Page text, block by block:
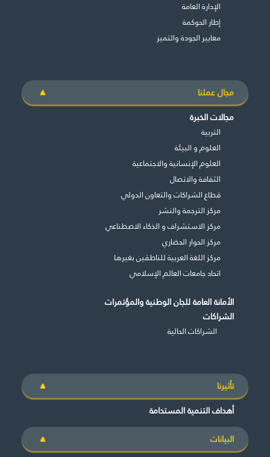
غير راض للغاية راض لأقصى درجة
اﻹدارة العامة
إطار الحوكمة
معايير الجودة والتميز
مجال عملنا
مجالات الخبرة
التربية
العلوم و البيئة
العلوم الإنسانية والاجتماعية
الثقافة والاتصال
قطاع الشراكات والتعاون الدولي
مركز الترجمة والنشر
مركز الاستشراف و الذكاء الاصطناعي
مركز الحوار الحضاري
مركز اللغة العربية للناطقين بغيرها
اتحاد جامعات العالم الإسلامي
الأمانة العامة للجان الوطنية والمؤتمرات
الشراكات
الشراكات الحالية
تأثيرنا
أهداف التنمية المستدامة
البيانات